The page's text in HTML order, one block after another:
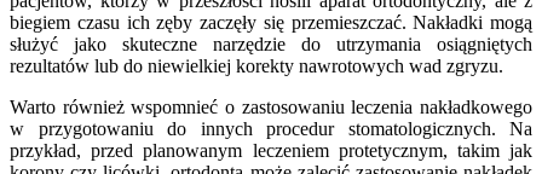
biegiem czasu ich zęby zaczęły się przemieszczać. Nakładki mogą
służyć jako skuteczne narzędzie do utrzymania osiągniętych
rezultatów lub do niewielkiej korekty nawrotowych wad zgryzu.
Warto również wspomnieć o zastosowaniu leczenia nakładkowego
w przygotowaniu do innych procedur stomatologicznych. Na
przykład, przed planowanym leczeniem protetycznym, takim jak